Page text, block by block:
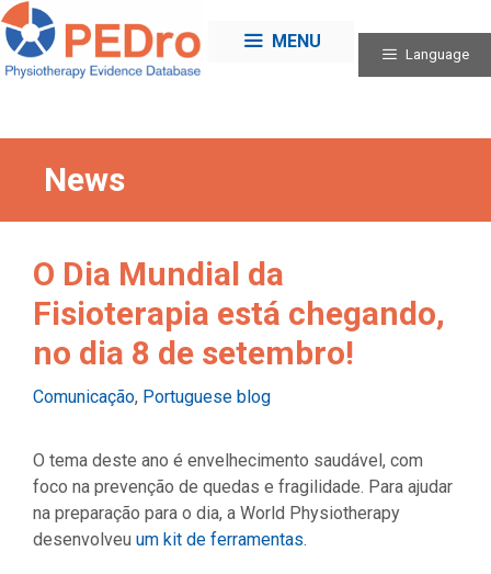
Skip
to
content
MENU
Language
News
O Dia Mundial da
Fisioterapia está chegando,
no dia 8 de setembro!
Categories
Comunicação, Portuguese blog
O tema deste ano é envelhecimento saudável, com
foco na prevenção de quedas e fragilidade. Para ajudar
na preparação para o dia, a World Physiotherapy
desenvolveu um kit de ferramentas.